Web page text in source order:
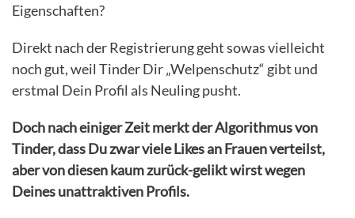
Eigenschaften?
Direkt nach der Registrierung geht sowas vielleicht
noch gut, weil Tinder Dir „Welpenschutz“ gibt und
erstmal Dein Profil als Neuling pusht.
Doch nach einiger Zeit merkt der Algorithmus von
Tinder, dass Du zwar viele Likes an Frauen verteilst,
aber von diesen kaum zurück-gelikt wirst wegen
Deines unattraktiven Profils.